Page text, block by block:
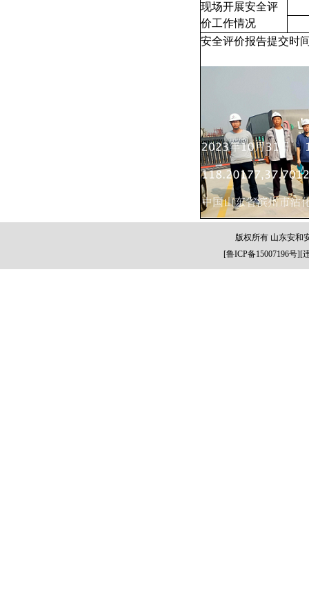
现场开展安全评
价工作情况
安全评价报告提交时
版权所有 山东安和
[鲁ICP备15007196号][